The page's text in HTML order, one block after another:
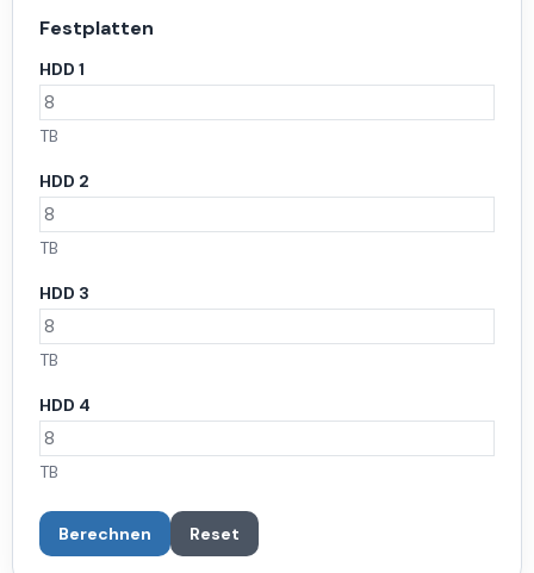
Festplatten
HDD 1
TB
HDD 2
TB
HDD 3
TB
HDD 4
TB
Berechnen Reset